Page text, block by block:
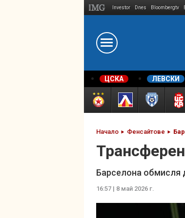
Investor Dnes Bloombergtv
ЦСКА ЛЕВСКИ
Начало Фенсайтове
Барселона обмисля
16:57 | 8 май 2026 г.